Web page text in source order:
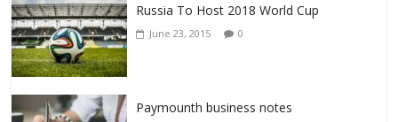
Russia To Host 2018 World Cup
June 23, 2015 0
Paymounth business notes